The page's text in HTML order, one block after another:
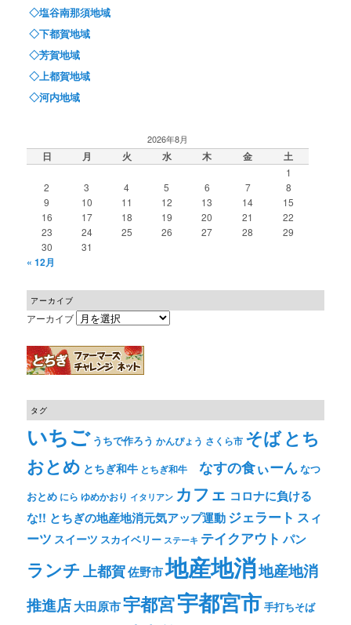
◇塩谷南那須地域
◇下都賀地域
◇芳賀地域
◇上都賀地域
◇河内地域
2026年8月
日 月 火 水 木 金 土
1
2
3 4 5 6 7
8
9
10 11 12 13 14
15
16
17 18 19 20 21
22
23
24 25 26 27 28
29
30
31
« 12月
アーカイブ
アーカイブ
タグ
いちご うちで作ろう かんぴょう さくら市 そばとち
おとめ とちぎ和牛 とちぎ和牛 なすの食ぃーんなつ
おとめ にら ゆめかおり イタリアン カフェ コロナに負ける
な!! とちぎの地産地消元気アップ運動ジェラート スィ
ーツ スイーツ スカイベリー ステーキ テイクアウト パン
ランチ上都賀佐野市地産地消地産地消
推進店大田原市宇都宮宇都宮市手打ちそば